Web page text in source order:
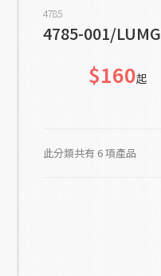
4785
4785-001/LUMG
$160起
此分類共有 6 項產品